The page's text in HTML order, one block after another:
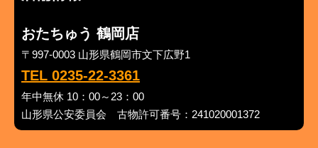
おたちゅう 鶴岡店
〒997-0003 山形県鶴岡市文下広野1
TEL 0235-22-3361
年中無休 10：00～23：00
山形県公安委員会 古物許可番号：241020001372